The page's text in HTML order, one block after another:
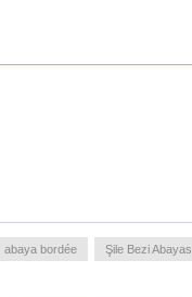
abaya bordée Şile Bezi Abayas